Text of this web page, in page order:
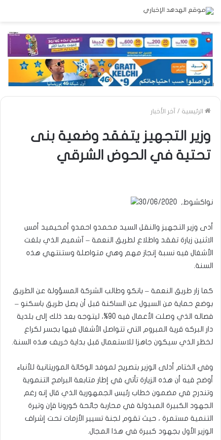
الرئيسية / آخر الأخبار
وزير التجهيز يتفقد وضعية بنى
تحتية في الحوض الشرقي
نواكشوط, 30/06/2020
أدى وزير التجهيز والنقل السيد محمدو احمدو أمحيميد أمس
الاثنين زيارة تفقد واطلاع لطريق النعمة – آشميم الذي بلغت
الأشغال فيه نسبة إنجاز مهم وهي متواصلة وستنتهي هذه
السنة.
كما زار طريق النعمة – بانكو وطالب الشركة المسؤولة عن الطريق
بوضع حماية من السيول عن الساكنة قبل أن يصل طريق باسكنو –
فصاله الذي وصلت الأعمال فيه 90%، ليتوجه بعد ذلك إلى بلدية
دار البركه قرية المبروم التي تتواصل الأشغال فيها بجسر لكراع
لخظر الذي سيكون جاهزا للاستعمال قبل بداية خريف هذه السنة.
وفي الختام أدلى الوزير بتصريح لموفد الوكالة الموريتانية للأنباء
أوضح فيه أن هذه الزيارة تأتي في إطار متابعة البرامج التنموية
وتندرج في مضمون خطاب رئيس الجمهورية الذي قال إنه رغم
الجهود الكبيرة المبذولة في محاربة جائحة كورونا فإن وتيرة
التنمية مستمرة ، حيث تقوم لجنة تسيير الأزمات تحت إشراف
الوزير الأول بجهود كبيرة في هذا المجال.